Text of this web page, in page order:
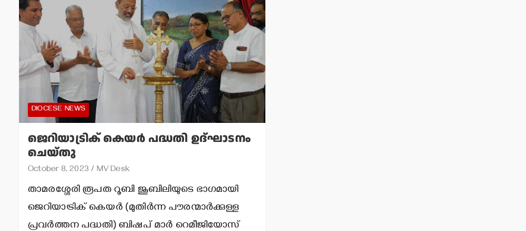
DIOCESE NEWS
ജെറിയാട്രിക് കെയര്‍ പദ്ധതി ഉദ്ഘാടനം
ചെയ്തു
October 8, 2023 MV Desk
താമരശ്ശേരി രൂപത റൂബി ജൂബിലിയുടെ ഭാഗമായി
ജെറിയാട്രിക് കെയര്‍ (മുതിര്‍ന്ന പൗരന്മാര്‍ക്കുള്ള
പ്രവര്‍ത്തന പദ്ധതി) ബിഷപ് മാര്‍ റെമീജിയോസ്